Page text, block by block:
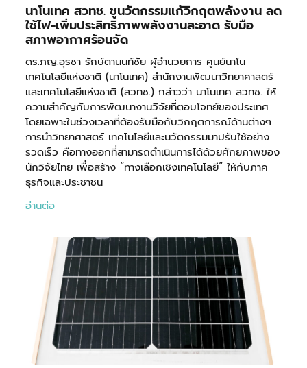
นาโนเทค สวทช. ชูนวัตกรรมแก้วิกฤตพลังงาน ลด
ใช้ไฟ-เพิ่มประสิทธิภาพพลังงานสะอาด รับมือ
สภาพอากาศร้อนจัด
ดร.ภญ.อุรชา รักษ์ตานนท์ชัย ผู้อำนวยการ ศูนย์นาโน
เทคโนโลยีแห่งชาติ (นาโนเทค) สำนักงานพัฒนาวิทยาศาสตร์
และเทคโนโลยีแห่งชาติ (สวทช.) กล่าวว่า นาโนเทค สวทช. ให้
ความสำคัญกับการพัฒนางานวิจัยที่ตอบโจทย์ของประเทศ
โดยเฉพาะในช่วงเวลาที่ต้องรับมือกับวิกฤตการณ์ด้านต่างๆ
การนำวิทยาศาสตร์ เทคโนโลยีและนวัตกรรมมาปรับใช้อย่าง
รวดเร็ว คือทางออกที่สามารถดำเนินการได้ด้วยศักยภาพของ
นักวิจัยไทย เพื่อสร้าง “ทางเลือกเชิงเทคโนโลยี” ให้กับภาค
ธุรกิจและประชาชน
อ่านต่อ